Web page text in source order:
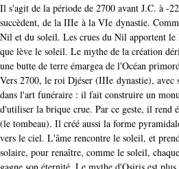
Il s'agit de la période de 2700 avant J.C. à -
succèdent, de la IIIe à la VIe dynastie.
Nil et du soleil. Les crues du Nil apportent le
que lève le soleil. Le mythe de la création
une butte de terre émargea de l'Océan
Vers 2700, le roi Djéser (IIIe dynastie), avec
dans l'art funéraire : il fait construire un
d'utiliser la brique crue. Par ce geste, il rend
(le tombeau). Il créé aussi la forme
vers le ciel. L'âme rencontre le soleil, et
solaire, pour renaître, comme le soleil,